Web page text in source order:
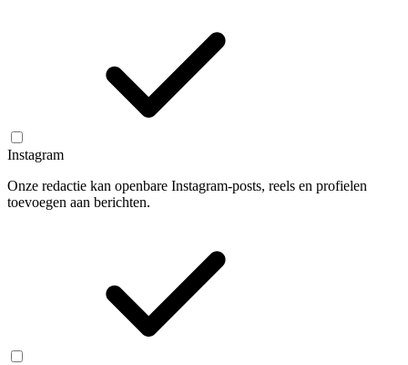
Instagram
Onze redactie kan openbare Instagram-posts, reels en profielen
toevoegen aan berichten.